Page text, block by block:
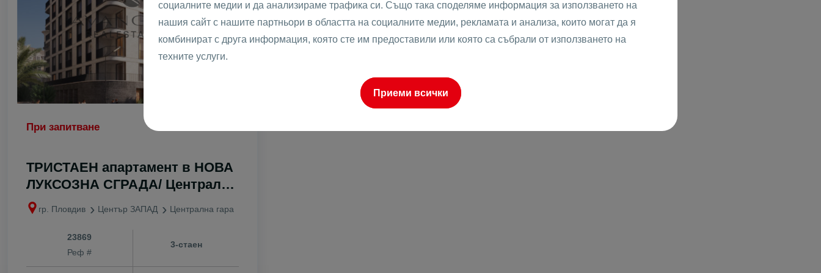
с. Момино
с. Ново село
с. Оризаре
с. Памророво
с. Руен
с. Старосел
с. Строево
с. Цалапица
При запитване
ТРИСТАЕН апартамент в НОВА
ЛУКСОЗНА СГРАДА/ Централна
Гара
гр. Пловдив Център ЗАПАД Централна гара
23869
Реф #
3-стаен
социалните медии и да анализираме трафика си. Също така споделяме информация за използването на
нашия сайт с нашите партньори в областта на социалните медии, рекламата и анализа, които могат да я
комбинират с друга информация, която сте им предоставили или която са събрали от използването на
техните услуги.
Приеми всички